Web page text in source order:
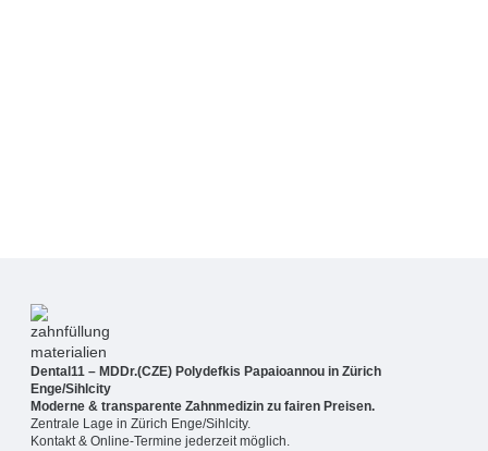
Dental11 – MDDr.(CZE) Polydefkis Papaioannou in Zürich
Enge/Sihlcity
Moderne & transparente Zahnmedizin zu fairen Preisen.
Zentrale Lage in Zürich Enge/Sihlcity.
Kontakt & Online-Termine jederzeit möglich.